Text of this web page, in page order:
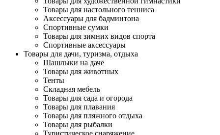
Товары для настольного тенниса
Аксессуары для бадминтона
Спортивные сумки
Товары для зимних видов спорта
Спортивные аксессуары
Товары для дачи, туризма, отдыха
Шашлыки на даче
Товары для животных
Тенты
Складная мебель
Товары для сада и огорода
Товары для плавания
Товары для пляжного отдыха
Товары для рыбалки
Туристическое снаряжение